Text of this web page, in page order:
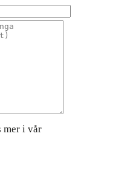
mer i vår